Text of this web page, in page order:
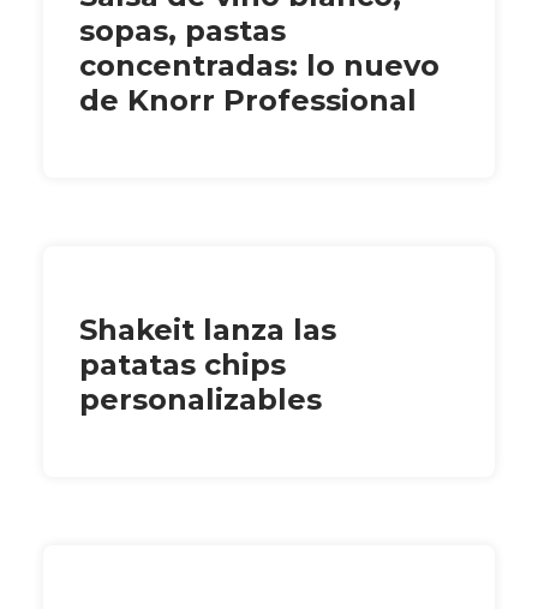
sopas, pastas
concentradas: lo nuevo
de Knorr Professional
Shakeit lanza las
patatas chips
personalizables